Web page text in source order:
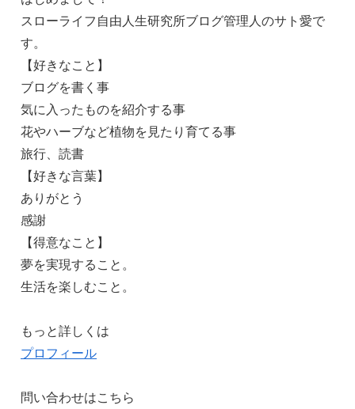
スローライフ自由人生研究所ブログ管理人のサト愛で
す。
【好きなこと】
ブログを書く事
気に入ったものを紹介する事
花やハーブなど植物を見たり育てる事
旅行、読書
【好きな言葉】
ありがとう
感謝
【得意なこと】
夢を実現すること。
生活を楽しむこと。
もっと詳しくは
プロフィール
問い合わせはこちら